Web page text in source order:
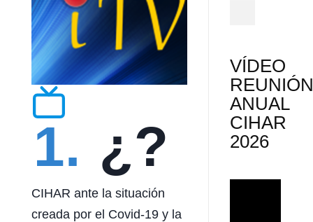
1. ¿?
CIHAR ante la situación
creada por el Covid-19 y la
VÍDEO
ANUAL
CIHAR
2026